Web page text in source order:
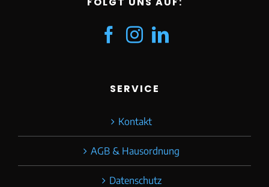
SERVICE
Kontakt
AGB & Hausordnung
Datenschutz